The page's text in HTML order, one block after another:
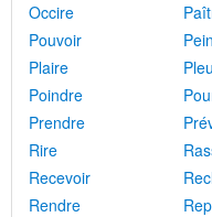
Occire
Pouvoir
Plaire
Poindre
Prendre
Rire
Recevoir
Rendre